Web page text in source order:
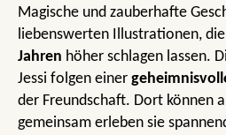
Magische und zauberhafte
liebenswerten Illustrationen,
Jahren höher schlagen lassen.
Jessi folgen einer
der Freundschaft. Dort können
gemeinsam erleben sie